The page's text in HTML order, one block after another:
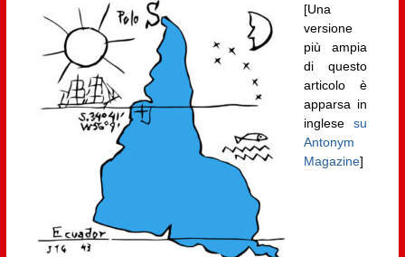
[Una
versione
più ampia
di questo
articolo è
apparsa in
inglese su
Antonym
Magazine]